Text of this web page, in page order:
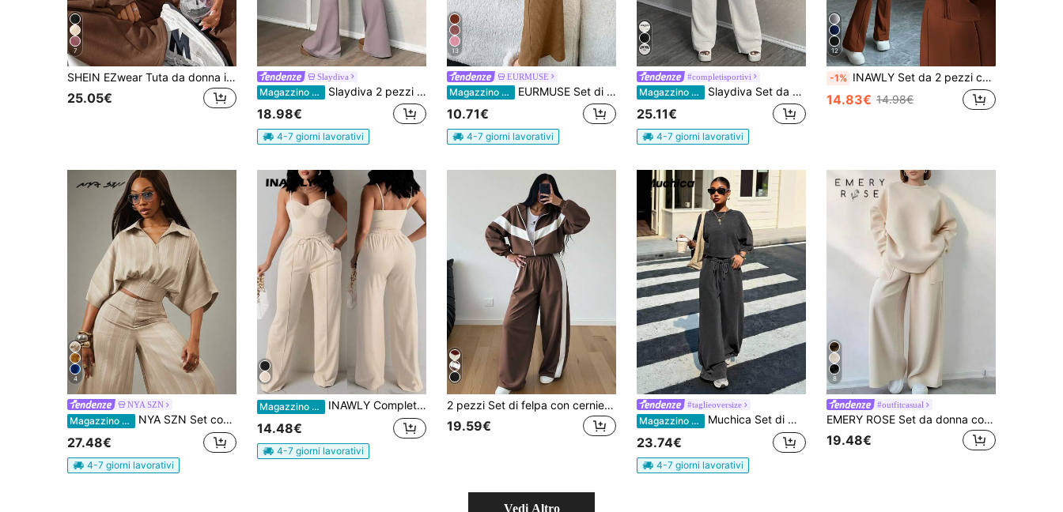
7
SHEIN EZwear Tuta da donna in 2 pezzi, con felpa con cappuccio e chiusura lampo rosa di moda, per la primavera
25.05€
Slaydiva
Magazzino EU Slaydiva 2 pezzi Set Tuta da Donna Casual Minimalista - Giacca Slim con Cappuccio e Cerniera, Pantaloni a Vita Alta Ampi
18.98€
4-7 giorni lavorativi
13
EURMUSE
Magazzino EU EURMUSE Set di maglietta a costine e pantaloni in 100% cotone con spalle a caduta
10.71€
4-7 giorni lavorativi
#completisportivi
Magazzino EU Slaydiva Set da 3 pezzi, top corto a manica lunga casual e semplice, canottiera e pantaloni a zampa d'elefante, tuta da donna
25.11€
4-7 giorni lavorativi
12
-1% INAWLY Set da 2 pezzi composto da top corto aderente con chiusura lampo e colletto alla coreana, abbinato a pantaloni a zampa
14.83€ 14.98€
4
NYA SZN
Magazzino EU NYA SZN Set coordinato con top con chiusura lampo e pantaloni a gamba ampia a righe
27.48€
4-7 giorni lavorativi
Magazzino EU INAWLY Completo da donna in due pezzi composto da canotta aderente e pantaloni a gamba dritta, casual ed elegante
14.48€
4-7 giorni lavorativi
2 pezzi Set di felpa con cerniere casual elegante con blocchi di colore e patchwork marrone
19.59€
#taglieoversize
Magazzino EU Muchica Set di maglietta a girocollo e pantaloni da donna in stile vintage con stampa a fiocchi di neve, adatto per l'estate
23.74€
4-7 giorni lavorativi
8
#outfitcasual
EMERY ROSE Set da donna composto da top a maniche lunghe con collo rotondo e pantaloni larghi con tasche, in tinta unita
19.48€
Vedi Altro